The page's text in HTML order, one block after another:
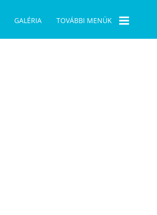
GALÉRIA TOVÁBBI MENÜK